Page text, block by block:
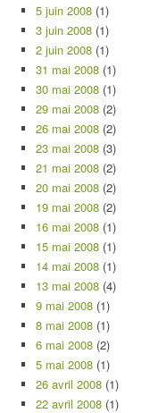
5 juin 2008 (1)
3 juin 2008 (1)
2 juin 2008 (1)
31 mai 2008 (1)
30 mai 2008 (1)
29 mai 2008 (2)
26 mai 2008 (2)
23 mai 2008 (3)
21 mai 2008 (2)
20 mai 2008 (2)
19 mai 2008 (2)
16 mai 2008 (1)
15 mai 2008 (1)
14 mai 2008 (1)
13 mai 2008 (4)
9 mai 2008 (1)
8 mai 2008 (1)
6 mai 2008 (2)
5 mai 2008 (1)
26 avril 2008 (1)
22 avril 2008 (1)